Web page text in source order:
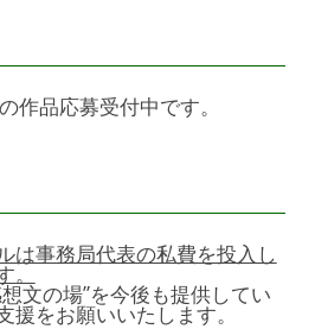
作品応募受付中です。
は事務局代表の私費を投入し
。
文の場”を今後も提供してい
援をお願いいたします。